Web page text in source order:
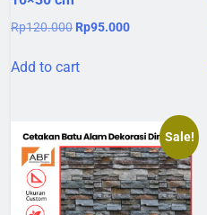
Rp120.000 Original
was:
Rp95.000Current
Add to cart
Sale!